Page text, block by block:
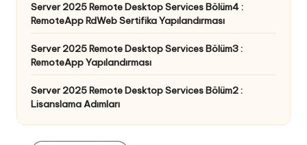
Server 2025 Remote Desktop Services Bölüm4 :
RemoteApp RdWeb Sertifika Yapılandırması
Server 2025 Remote Desktop Services Bölüm3 :
RemoteApp Yapılandırması
Server 2025 Remote Desktop Services Bölüm2 :
Lisanslama Adımları